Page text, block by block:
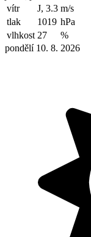
vítr
J, 3.3 m/s
tlak
1019 hPa
vlhkost 27
%
pondělí 10. 8. 2026